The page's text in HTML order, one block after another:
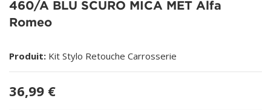
460/A BLU SCURO MICA MET Alfa
Romeo
Produit: Kit Stylo Retouche Carrosserie
36,99 €